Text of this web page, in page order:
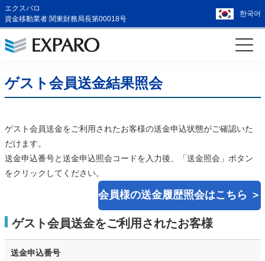
エクスパロ
資金移動業者 関東財務局長第00018号
한국어
ゲスト会員送金結果照会
ゲスト会員送金をご利用されたお客様の送金申込状態がご確認いた
だけます。
送金申込番号と送金申込照会コードを入力後、「送金照会」ボタン
をクリックしてください。
会員様の送金履歴照会はこちら ＞
ゲスト会員送金をご利用されたお客様
送金申込番号